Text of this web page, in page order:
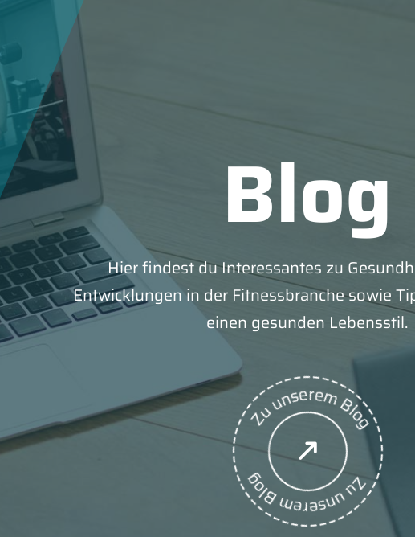
Blog
Hier findest du Interessantes zu
Entwicklungen in der Fitnessbranche sowie
einen gesunden Lebensstil.